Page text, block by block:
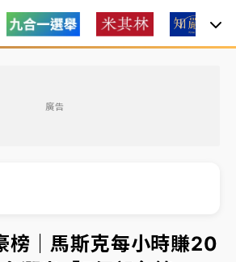
廣告
北海！今明防劇烈降雨 東部高溫飆
詐10億完整始末曝！律師掮客大玩兩
英文成關鍵
榜｜馬斯克每小時賺20